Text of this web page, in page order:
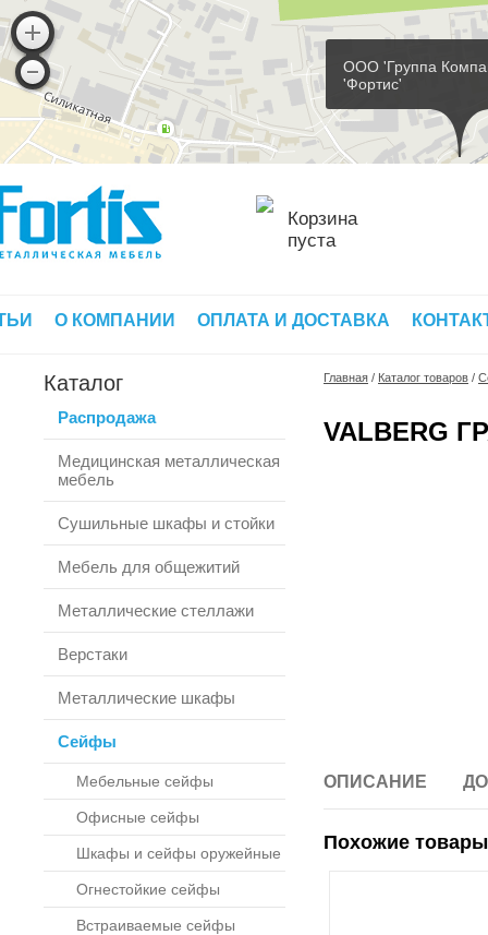
ООО 'Группа
'Фортис'
Корзина
пуста
О КОМПАНИИ ОПЛАТА И ДОСТАВКА
Каталог
Распродажа
Медицинская металлическая
мебель
Сушильные шкафы и стойки
Мебель для общежитий
Металлические стеллажи
Верстаки
Металлические шкафы
Сейфы
Мебельные сейфы
Офисные сейфы
Шкафы и сейфы оружейные
Огнестойкие сейфы
Встраиваемые сейфы
Главная / Каталог товаров /
VALBERG
ОПИСАНИЕ
Похожие